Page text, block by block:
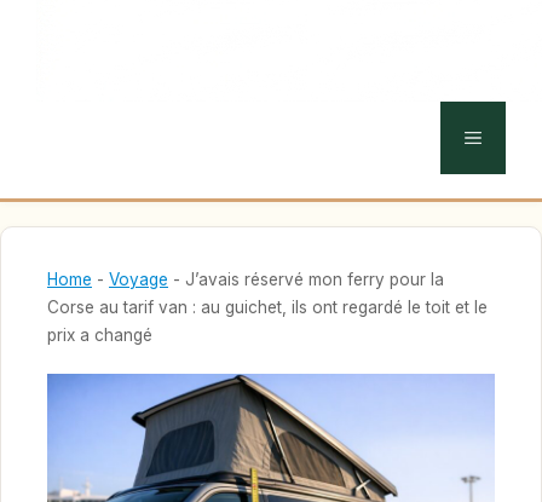
MENU
Home - Voyage - J’avais réservé mon ferry pour la
Corse au tarif van : au guichet, ils ont regardé le toit et le
prix a changé